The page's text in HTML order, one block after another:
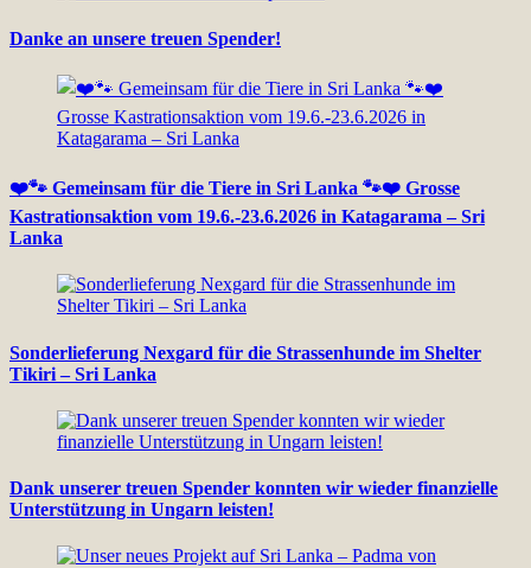
Danke an unsere treuen Spender!
❤️🐾 Gemeinsam für die Tiere in Sri Lanka 🐾❤️ Grosse
Kastrationsaktion vom 19.6.-23.6.2026 in Katagarama – Sri
Lanka
Sonderlieferung Nexgard für die Strassenhunde im Shelter
Tikiri – Sri Lanka
Dank unserer treuen Spender konnten wir wieder finanzielle
Unterstützung in Ungarn leisten!